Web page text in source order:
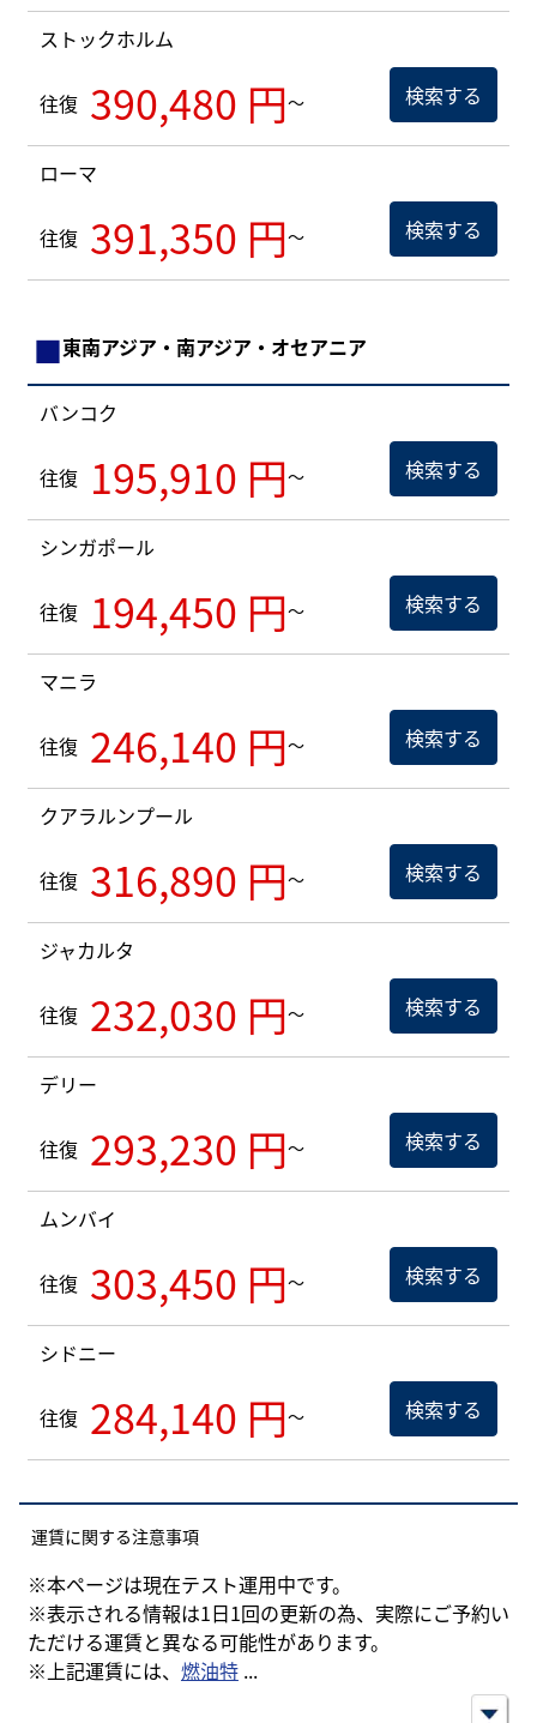
ストックホルム
往復 390,480 円～ 検索する
ローマ
往復 391,350 円～ 検索する
■東南アジア・南アジア・オセアニア
バンコク
往復 195,910 円～ 検索する
シンガポール
往復 194,450 円～ 検索する
マニラ
往復 246,140 円～ 検索する
クアラルンプール
往復 316,890 円～ 検索する
ジャカルタ
往復 232,030 円～ 検索する
デリー
往復 293,230 円～ 検索する
ムンバイ
往復 303,450 円～ 検索する
シドニー
往復 284,140 円～ 検索する
運賃に関する注意事項
※本ページは現在テスト運用中です。
※表示される情報は1日1回の更新の為、実際にご予約い
ただける運賃と異なる可能性があります。
※上記運賃には、 燃油特...